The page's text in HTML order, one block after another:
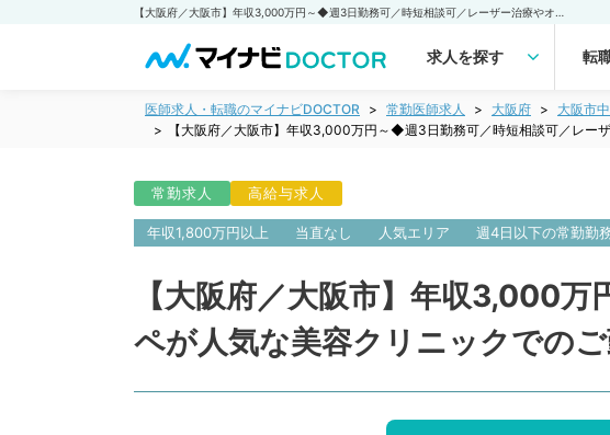
求人を探す 転
医師求人・転職のマイナビDOCTOR 常勤医師求人 大阪府
大阪市
【大阪府／大阪市】年収3,000万円～◆週3日勤務可／時短相談可／レー
常勤求人 高給与求人
年収1,800万円以上 当直なし 人気エリア 週4日以下の常勤勤
【大阪府／大阪市】年収3,000
ペが人気な美容クリニックでの